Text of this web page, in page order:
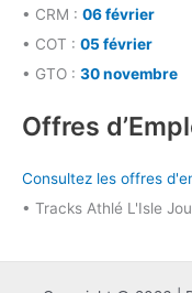
• CRM : 06 février
• COT : 05 février
• GTO : 30 novembre
Offres
Consultez les offres
• Tracks Athlé L'Isle